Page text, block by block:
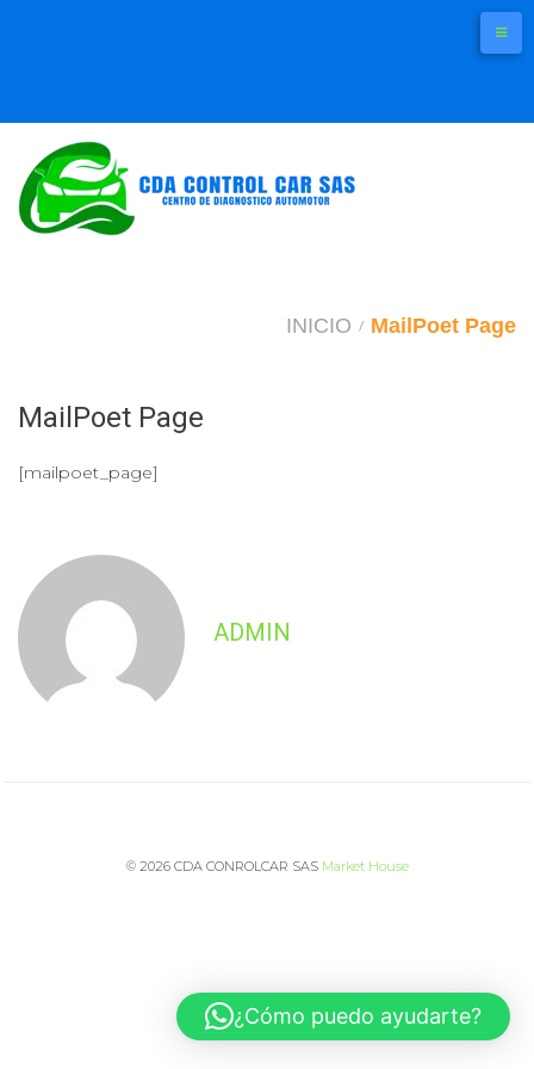
INICIO / MailPoet Page
MailPoet Page
[mailpoet_page]
ADMIN
© 2026 CDA CONROLCAR SAS Market House
¿Cómo puedo ayudarte?